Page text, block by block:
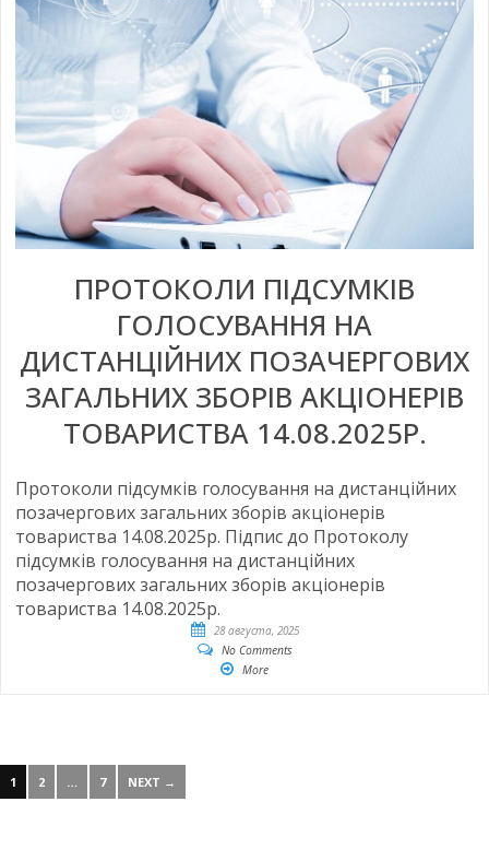
ПРОТОКОЛИ ПІДСУМКІВ
ГОЛОСУВАННЯ НА
ДИСТАНЦІЙНИХ ПОЗАЧЕРГОВИХ
ЗАГАЛЬНИХ ЗБОРІВ АКЦІОНЕРІВ
ТОВАРИСТВА 14.08.2025Р.
Протоколи підсумків голосування на дистанційних
позачергових загальних зборів акціонерів
товариства 14.08.2025р. Підпис до Протоколу
підсумків голосування на дистанційних
позачергових загальних зборів акціонерів
товариства 14.08.2025р.
28 августа, 2025
No Comments
More
1 2 … 7 NEXT →